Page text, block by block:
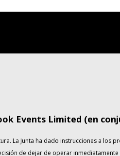
Events Limited (en
La Junta ha dado instrucciones a los
de dejar de operar